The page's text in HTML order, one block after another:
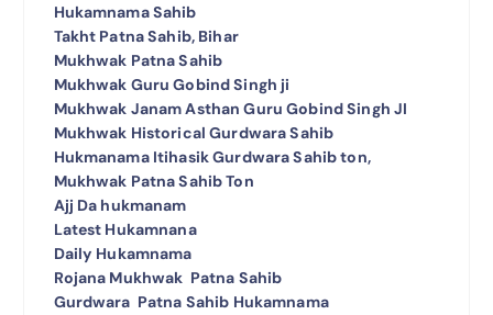
Hukamnama Sahib
Takht Patna Sahib, Bihar
Mukhwak Patna Sahib
Mukhwak Guru Gobind Singh ji
Mukhwak Janam Asthan Guru Gobind Singh JI
Mukhwak Historical Gurdwara Sahib
Hukmanama Itihasik Gurdwara Sahib ton,
Mukhwak Patna Sahib Ton
Ajj Da hukmanam
Latest Hukamnana
Daily Hukamnama
Rojana Mukhwak Patna Sahib
Gurdwara Patna Sahib Hukamnama